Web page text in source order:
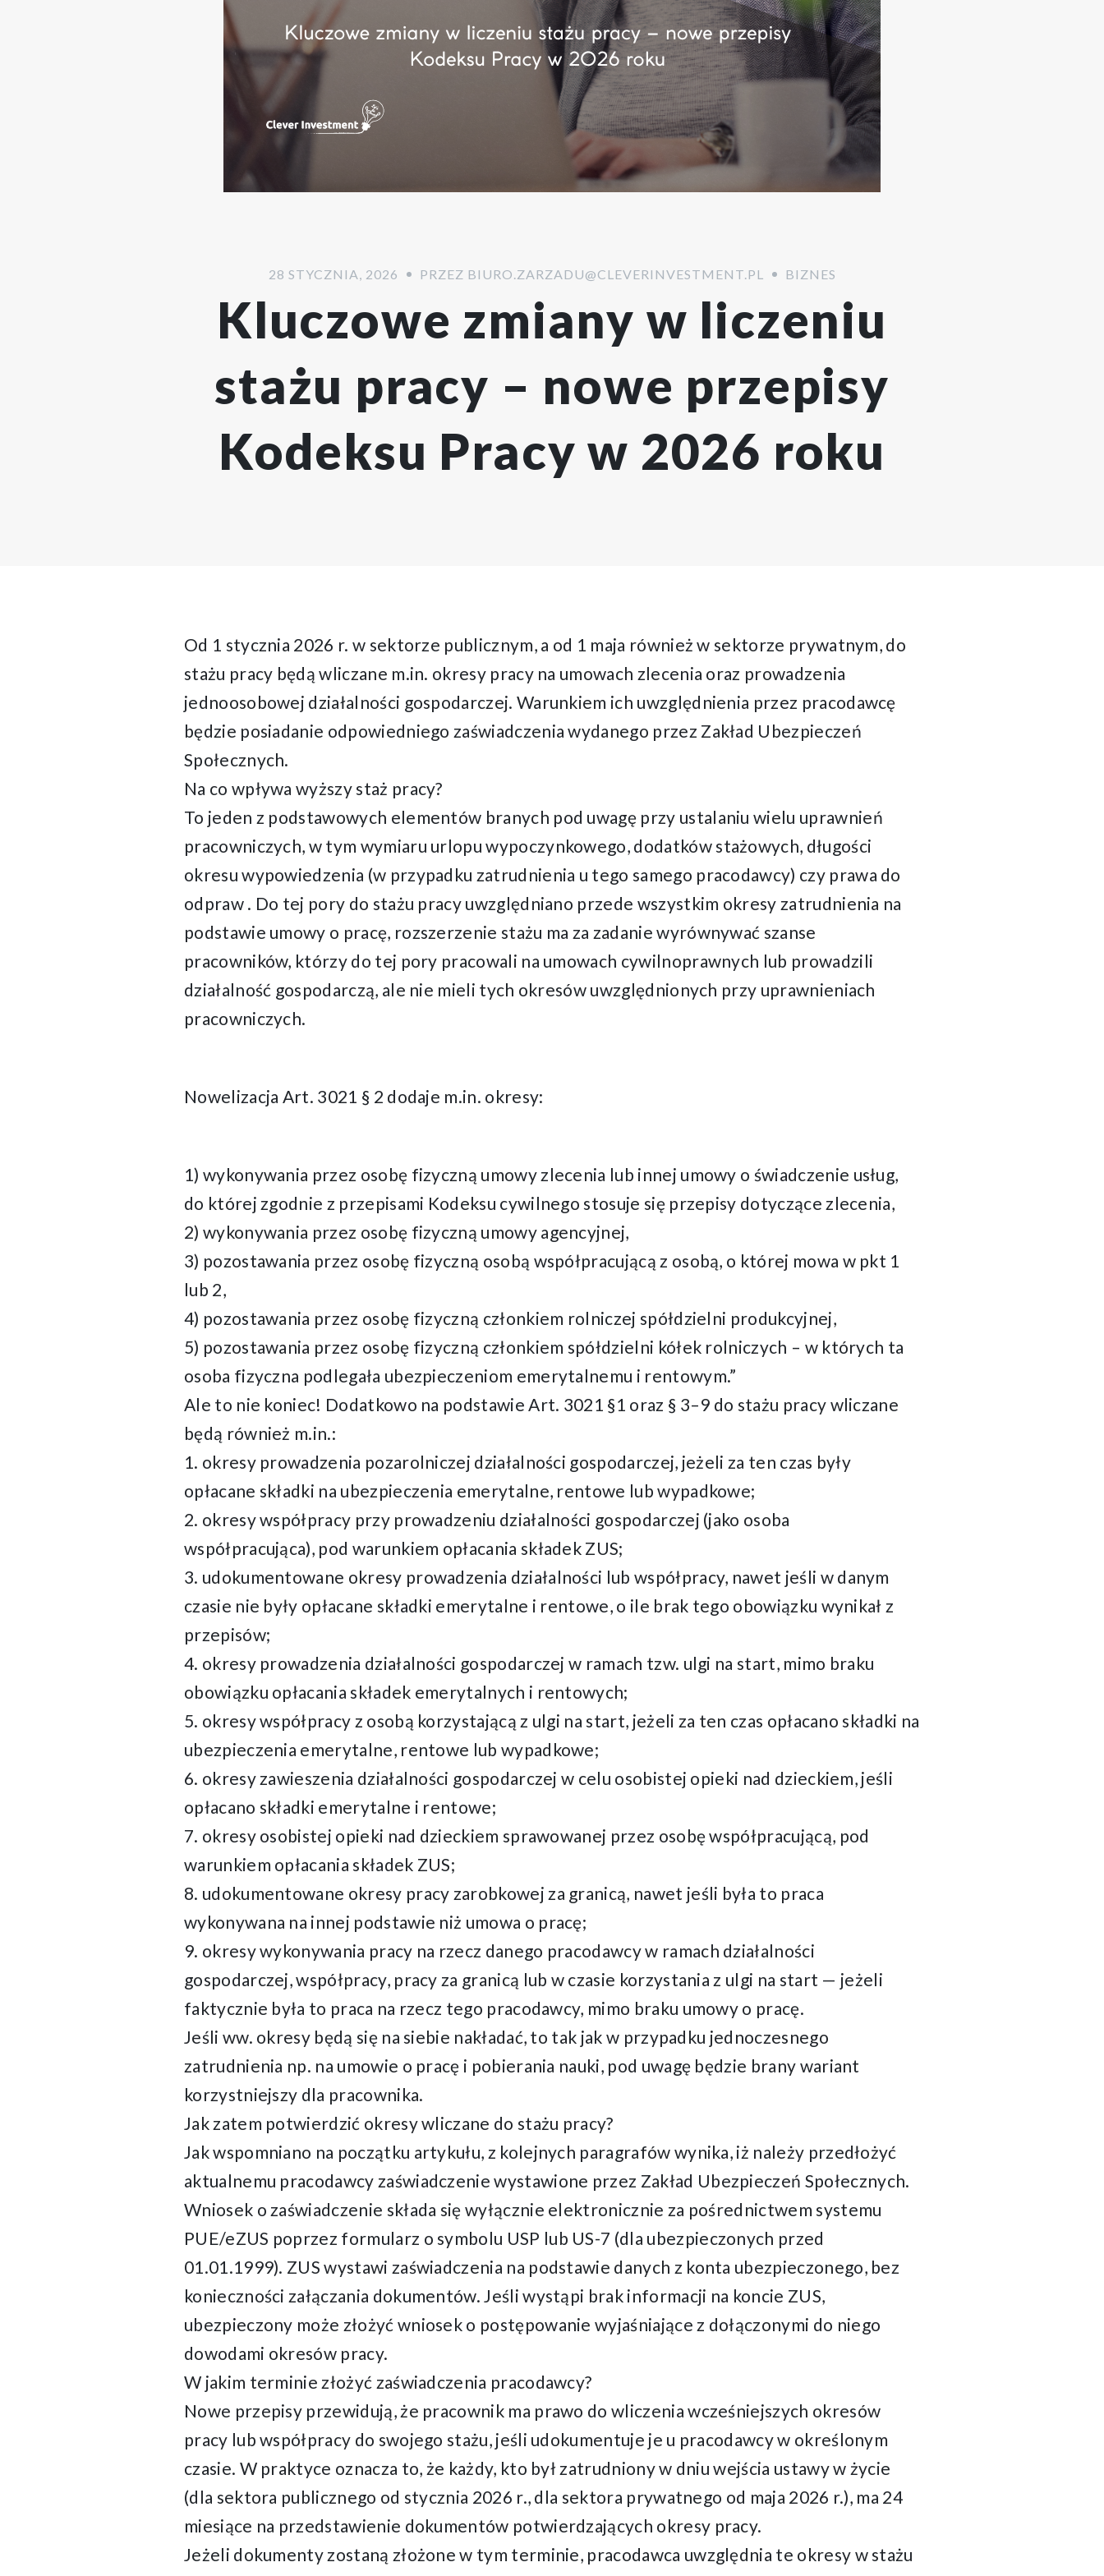
28 STYCZNIA, 2026 PRZEZ BIURO.ZARZADU@CLEVERINVESTMENT.PL BIZNES
Kluczowe zmiany w liczeniu
stażu pracy – nowe przepisy
Kodeksu Pracy w 2026 roku
Od 1 stycznia 2026 r. w sektorze publicznym, a od 1 maja również w sektorze prywatnym, do
stażu pracy będą wliczane m.in. okresy pracy na umowach zlecenia oraz prowadzenia
jednoosobowej działalności gospodarczej. Warunkiem ich uwzględnienia przez pracodawcę
będzie posiadanie odpowiedniego zaświadczenia wydanego przez Zakład Ubezpieczeń
Społecznych.
Na co wpływa wyższy staż pracy?
To jeden z podstawowych elementów branych pod uwagę przy ustalaniu wielu uprawnień
pracowniczych, w tym wymiaru urlopu wypoczynkowego, dodatków stażowych, długości
okresu wypowiedzenia (w przypadku zatrudnienia u tego samego pracodawcy) czy prawa do
odpraw . Do tej pory do stażu pracy uwzględniano przede wszystkim okresy zatrudnienia na
podstawie umowy o pracę, rozszerzenie stażu ma za zadanie wyrównywać szanse
pracowników, którzy do tej pory pracowali na umowach cywilnoprawnych lub prowadzili
działalność gospodarczą, ale nie mieli tych okresów uwzględnionych przy uprawnieniach
pracowniczych.
Nowelizacja Art. 3021 § 2 dodaje m.in. okresy:
1) wykonywania przez osobę fizyczną umowy zlecenia lub innej umowy o świadczenie usług,
do której zgodnie z przepisami Kodeksu cywilnego stosuje się przepisy dotyczące zlecenia,
2) wykonywania przez osobę fizyczną umowy agencyjnej,
3) pozostawania przez osobę fizyczną osobą współpracującą z osobą, o której mowa w pkt 1
lub 2,
4) pozostawania przez osobę fizyczną członkiem rolniczej spółdzielni produkcyjnej,
5) pozostawania przez osobę fizyczną członkiem spółdzielni kółek rolniczych – w których ta
osoba fizyczna podlegała ubezpieczeniom emerytalnemu i rentowym.”
Ale to nie koniec! Dodatkowo na podstawie Art. 3021 §1 oraz § 3–9 do stażu pracy wliczane
będą również m.in.:
1. okresy prowadzenia pozarolniczej działalności gospodarczej, jeżeli za ten czas były
opłacane składki na ubezpieczenia emerytalne, rentowe lub wypadkowe;
2. okresy współpracy przy prowadzeniu działalności gospodarczej (jako osoba
współpracująca), pod warunkiem opłacania składek ZUS;
3. udokumentowane okresy prowadzenia działalności lub współpracy, nawet jeśli w danym
czasie nie były opłacane składki emerytalne i rentowe, o ile brak tego obowiązku wynikał z
przepisów;
4. okresy prowadzenia działalności gospodarczej w ramach tzw. ulgi na start, mimo braku
obowiązku opłacania składek emerytalnych i rentowych;
5. okresy współpracy z osobą korzystającą z ulgi na start, jeżeli za ten czas opłacano składki na
ubezpieczenia emerytalne, rentowe lub wypadkowe;
6. okresy zawieszenia działalności gospodarczej w celu osobistej opieki nad dzieckiem, jeśli
opłacano składki emerytalne i rentowe;
7. okresy osobistej opieki nad dzieckiem sprawowanej przez osobę współpracującą, pod
warunkiem opłacania składek ZUS;
8. udokumentowane okresy pracy zarobkowej za granicą, nawet jeśli była to praca
wykonywana na innej podstawie niż umowa o pracę;
9. okresy wykonywania pracy na rzecz danego pracodawcy w ramach działalności
gospodarczej, współpracy, pracy za granicą lub w czasie korzystania z ulgi na start — jeżeli
faktycznie była to praca na rzecz tego pracodawcy, mimo braku umowy o pracę.
Jeśli ww. okresy będą się na siebie nakładać, to tak jak w przypadku jednoczesnego
zatrudnienia np. na umowie o pracę i pobierania nauki, pod uwagę będzie brany wariant
korzystniejszy dla pracownika.
Jak zatem potwierdzić okresy wliczane do stażu pracy?
Jak wspomniano na początku artykułu, z kolejnych paragrafów wynika, iż należy przedłożyć
aktualnemu pracodawcy zaświadczenie wystawione przez Zakład Ubezpieczeń Społecznych.
Wniosek o zaświadczenie składa się wyłącznie elektronicznie za pośrednictwem systemu
PUE/eZUS poprzez formularz o symbolu USP lub US-7 (dla ubezpieczonych przed
01.01.1999). ZUS wystawi zaświadczenia na podstawie danych z konta ubezpieczonego, bez
konieczności załączania dokumentów. Jeśli wystąpi brak informacji na koncie ZUS,
ubezpieczony może złożyć wniosek o postępowanie wyjaśniające z dołączonymi do niego
dowodami okresów pracy.
W jakim terminie złożyć zaświadczenia pracodawcy?
Nowe przepisy przewidują, że pracownik ma prawo do wliczenia wcześniejszych okresów
pracy lub współpracy do swojego stażu, jeśli udokumentuje je u pracodawcy w określonym
czasie. W praktyce oznacza to, że każdy, kto był zatrudniony w dniu wejścia ustawy w życie
(dla sektora publicznego od stycznia 2026 r., dla sektora prywatnego od maja 2026 r.), ma 24
miesiące na przedstawienie dokumentów potwierdzających okresy pracy.
Jeżeli dokumenty zostaną złożone w tym terminie, pracodawca uwzględnia te okresy w stażu